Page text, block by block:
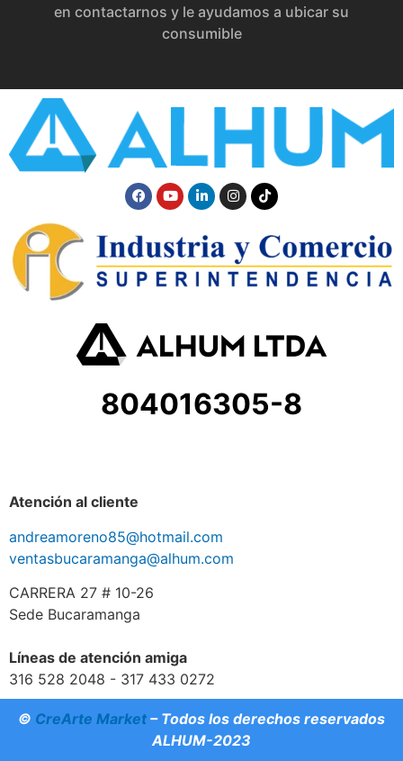
en contactarnos y le ayudamos a ubicar su
consumible
804016305-8
Atención al cliente
andreamoreno85@hotmail.com
ventasbucaramanga@alhum.com
CARRERA 27 # 10-26
Sede Bucaramanga
Líneas de atención amiga
316 528 2048 - 317 433 0272
© CreArte Market – Todos los derechos reservados
ALHUM-2023